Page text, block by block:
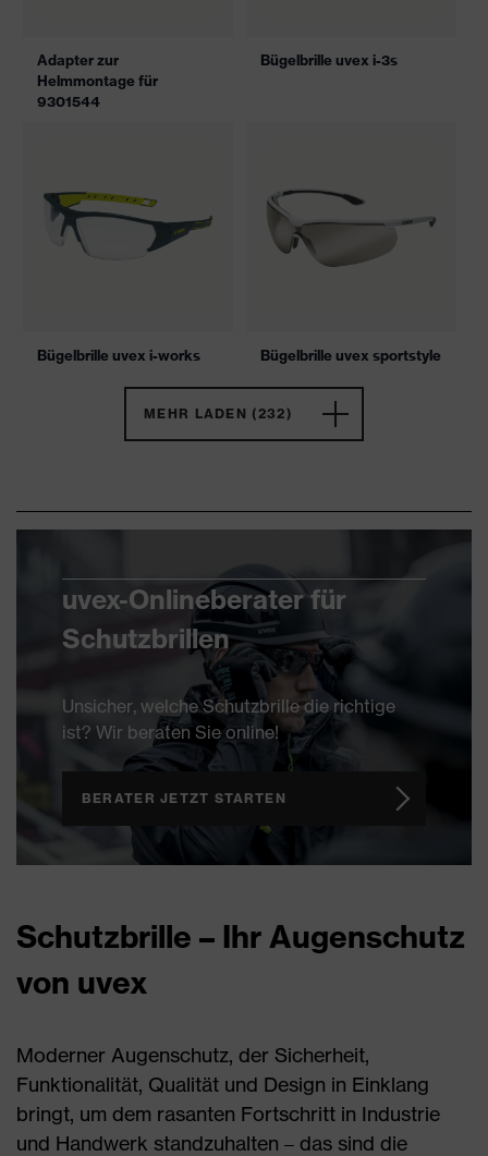
Adapter zur
Helmmontage für
9301544
Bügelbrille uvex i-3s
Bügelbrille uvex i-works Bügelbrille uvex sportstyle
MEHR LADEN (232)
uvex-Onlineberater für
Schutzbrillen
Unsicher, welche Schutzbrille die richtige
ist? Wir beraten Sie online!
BERATER JETZT STARTEN
Schutzbrille – Ihr Augenschutz
von uvex
Moderner Augenschutz, der Sicherheit,
Funktionalität, Qualität und Design in Einklang
bringt, um dem rasanten Fortschritt in Industrie
und Handwerk standzuhalten – das sind die